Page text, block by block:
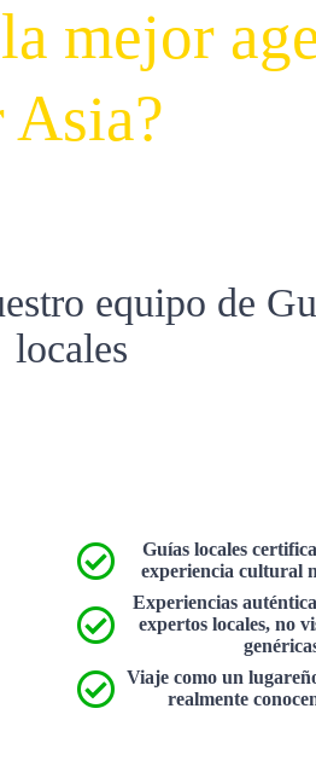
mejor
equipo de
locales
Guías locales
experiencia cultural
Experiencias
expertos locales, no
Viaje como un
realmente